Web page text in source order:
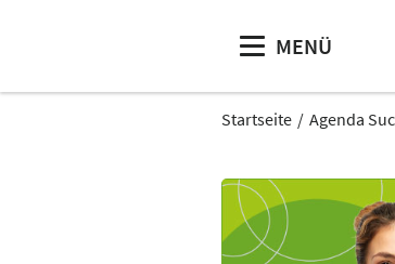
MENÜ
Startseite Agenda